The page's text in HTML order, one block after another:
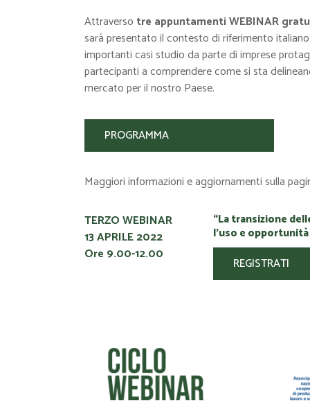
Attraverso tre appuntamenti WEBINAR
sarà presentato il contesto di riferimento
importanti casi studio da parte di imprese
partecipanti a comprendere come si sta
mercato per il nostro Paese.
PROGRAMMA
Maggiori informazioni e aggiornamenti sulla
TERZO WEBINAR
13 APRILE 2022
Ore 9.00-12.00
“La transizione
l’uso e
REGISTRATI